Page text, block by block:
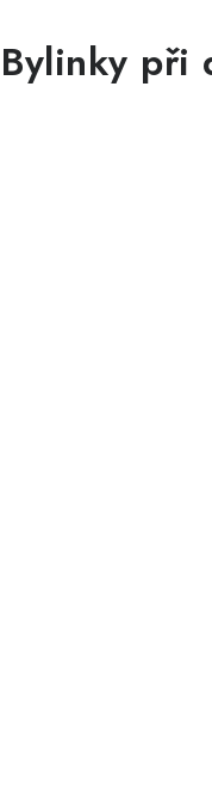
Bylinky při